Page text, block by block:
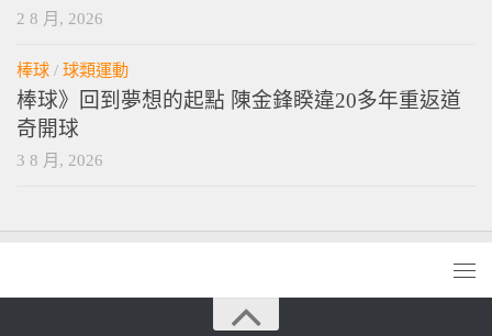
2 8 月, 2026
棒球 / 球類運動
棒球》回到夢想的起點 陳金鋒睽違20多年重返道
奇開球
3 8 月, 2026